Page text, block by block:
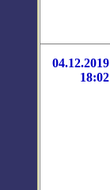
04.12.2019
18:02